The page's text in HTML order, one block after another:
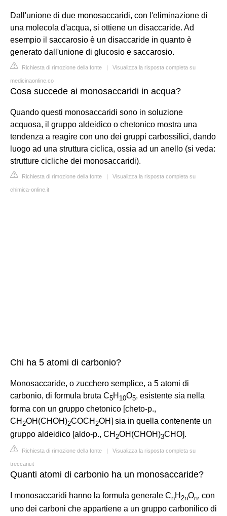
Dall'unione di due monosaccaridi, con l'eliminazione di
una molecola d'acqua, si ottiene un disaccaride. Ad
esempio il saccarosio è un disaccaride in quanto è
generato dall'unione di glucosio e saccarosio.
Richiesta di rimozione della fonte | Visualizza la risposta completa su
medicinaonline.co
Cosa succede ai monosaccaridi in acqua?
Quando questi monosaccaridi sono in soluzione
acquosa, il gruppo aldeidico o chetonico mostra una
tendenza a reagire con uno dei gruppi carbossilici, dando
luogo ad una struttura ciclica, ossia ad un anello (si veda:
strutture cicliche dei monosaccaridi).
Richiesta di rimozione della fonte | Visualizza la risposta completa su
chimica-online.it
Chi ha 5 atomi di carbonio?
Monosaccaride, o zucchero semplice, a 5 atomi di
carbonio, di formula bruta C5H 10O5, esistente sia nella
forma con un gruppo chetonico [cheto-p.,
CH 2OH(CHOH)2COCH 2OH] sia in quella contenente un
gruppo aldeidico [aldo-p., CH 2OH(CHOH)3CHO].
Richiesta di rimozione della fonte Visualizza la risposta completa su
treccani.it
Quanti atomi di carbonio ha un monosaccaride?
I monosaccaridi hanno la formula generale CnH 2nOn, con
uno dei carboni che appartiene a un gruppo carbonilico di